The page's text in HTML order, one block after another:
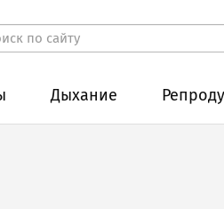
Дыхание